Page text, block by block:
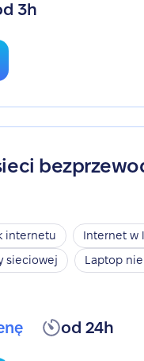
3h
internetu
Internet w
sieciowej
Laptop
od 24h